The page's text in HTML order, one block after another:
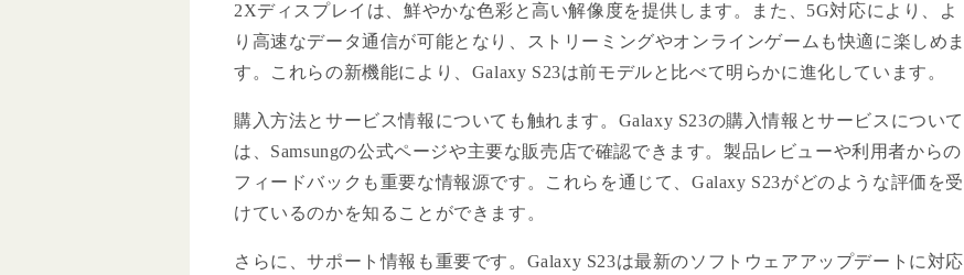
2Xディスプレイは、鮮やかな色彩と高い解像度を提供します。また、5G対応により、よ
り高速なデータ通信が可能となり、ストリーミングやオンラインゲームも快適に楽しめま
す。これらの新機能により、Galaxy S23は前モデルと比べて明らかに進化しています。
購入方法とサービス情報についても触れます。Galaxy S23の購入情報とサービスについて
は、Samsungの公式ページや主要な販売店で確認できます。製品レビューや利用者からの
フィードバックも重要な情報源です。これらを通じて、Galaxy S23がどのような評価を受
けているのかを知ることができます。
さらに、サポート情報も重要です。Galaxy S23は最新のソフトウェアアップデートに対応